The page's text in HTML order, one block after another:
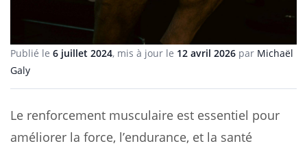
Publié le 6 juillet 2024, mis à jour le 12 avril 2026 par Michaël
Galy
Le renforcement musculaire est essentiel pour
améliorer la force, l’endurance, et la santé